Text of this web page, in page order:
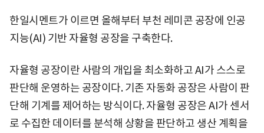
한일시멘트가 이르면 올해부터 부천 레미콘 공장에 인공
지능(AI) 기반 자율형 공장을 구축한다.
자율형 공장이란 사람의 개입을 최소화하고 AI가 스스로
판단해 운영하는 공장이다. 기존 자동화 공장은 사람이 판
단해 기계를 제어하는 방식이다. 자율형 공장은 AI가 센서
로 수집한 데이터를 분석해 상황을 판단하고 생산 계획을